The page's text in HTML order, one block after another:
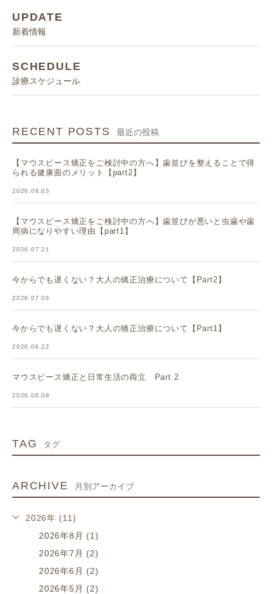
UPDATE
新着情報
SCHEDULE
診療スケジュール
RECENT POSTS 最近の投稿
【マウスピース矯正をご検討中の方へ】歯並びを整えることで得
られる健康面のメリット【part2】
2026.08.03
【マウスピース矯正をご検討中の方へ】歯並びが悪いと虫歯や歯
周病になりやすい理由【part1】
2026.07.21
今からでも遅くない？大人の矯正治療について【Part2】
2026.07.06
今からでも遅くない？大人の矯正治療について【Part1】
2026.06.22
マウスピース矯正と日常生活の両立 Part 2
2026.06.08
TAG タグ
ARCHIVE 月別アーカイブ
2026年 (11)
2026年8月 (1)
2026年7月 (2)
2026年6月 (2)
2026年5月 (2)